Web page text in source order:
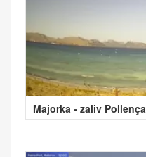
Majorka - zaliv Pollença